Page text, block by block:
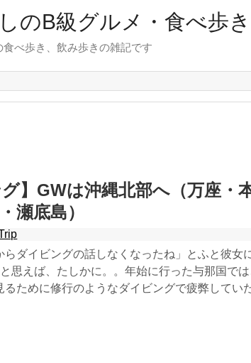
のB級グルメ・食べ歩き
べ歩き、飲み歩きの雑記です
グ】GWは沖縄北部へ（万座・
瀬底島）
らダイビングの話しなくなったね」とふと彼女
思えば、たしかに。。年始に行った与那国で
るために修行のようなダイビングで疲弊してい